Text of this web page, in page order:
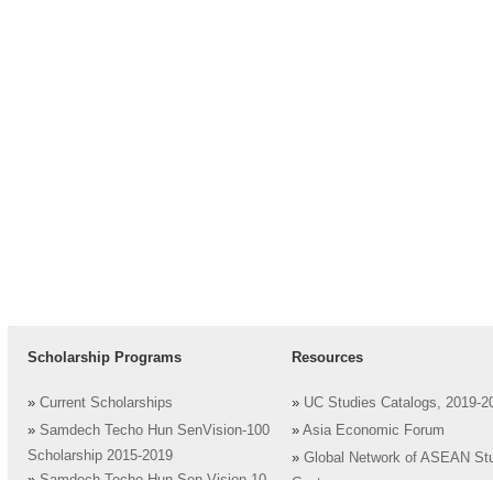
Scholarship Programs
» Current Scholarships
» Samdech Techo Hun SenVision-100
Scholarship 2015-2019
Resources
» UC Studies Catalogs, 2019-
» Asia Economic Forum
» Global Network of ASEAN